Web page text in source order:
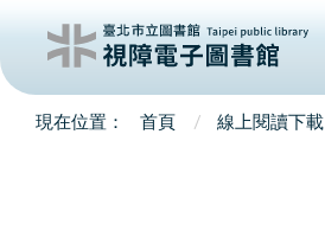
首頁 線上閱讀下載